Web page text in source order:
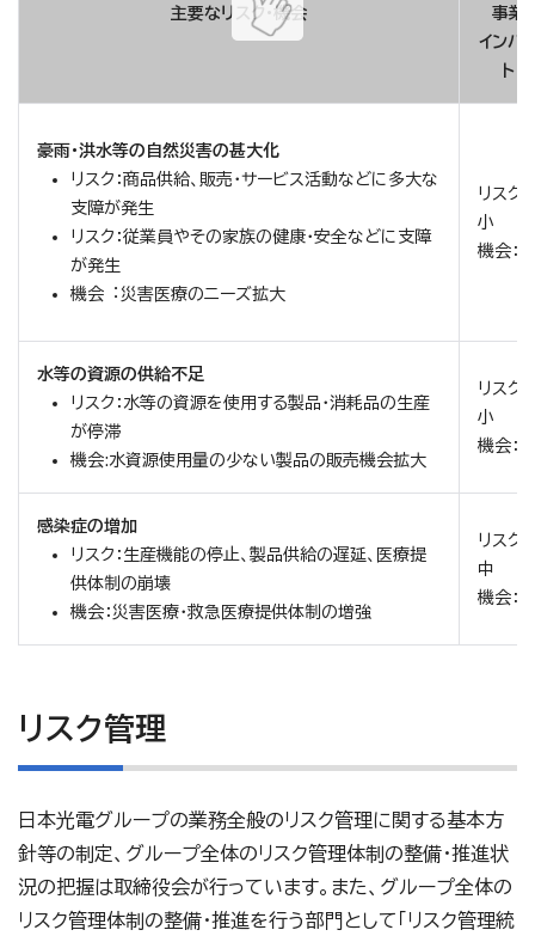
主要なリスク・機会
事業
インパ
ト
豪雨・洪水等の自然災害の甚大化
リスク：商品供給、販売・サービス活動などに多大な
支障が発生
リスク：従業員やその家族の健康・安全などに支障
が発生
機会︓災害医療のニーズ拡大
リスク：
小
機会：小
水等の資源の供給不足
リスク：水等の資源を使用する製品・消耗品の生産
が停滞
機会:水資源使用量の少ない製品の販売機会拡大
リスク：
小
機会：小
感染症の増加
リスク：生産機能の停止、製品供給の遅延、医療提
供体制の崩壊
機会：災害医療・救急医療提供体制の増強
リスク：
中
機会：中
リスク管理
日本光電グループの業務全般のリスク管理に関する基本方
針等の制定、グループ全体のリスク管理体制の整備・推進状
況の把握は取締役会が行っています。また、グループ全体の
リスク管理体制の整備・推進を行う部門として「リスク管理統